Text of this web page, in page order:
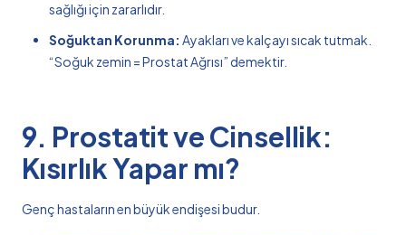
sağlığı için zararlıdır.
Soğuktan Korunma: Ayakları ve kalçayı sıcak tutmak.
“Soğuk zemin = Prostat Ağrısı” demektir.
9. Prostatit ve Cinsellik:
Kısırlık Yapar mı?
Genç hastaların en büyük endişesi budur.